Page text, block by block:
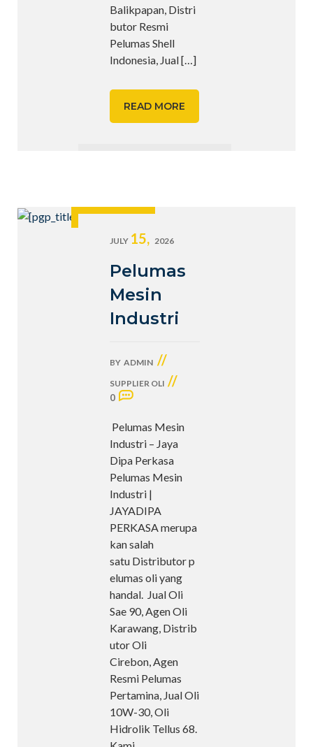
Balikpapan, Distri
butor Resmi
Pelumas Shell
Indonesia, Jual[…]
READ MORE
JULY 15, 2026
Pelumas
Mesin
Industri
BY ADMIN //
SUPPLIER OLI //
0
Pelumas Mesin
Industri – Jaya
Dipa Perkasa
Pelumas Mesin
Industri |
JAYADIPA
PERKASA merupa
kan salah
satu Distributor p
elumas oli yang
handal. Jual Oli
Sae 90, Agen Oli
Karawang, Distrib
utor Oli
Cirebon, Agen
Resmi Pelumas
Pertamina, Jual Oli
10W-30, Oli
Hidrolik Tellus 68.